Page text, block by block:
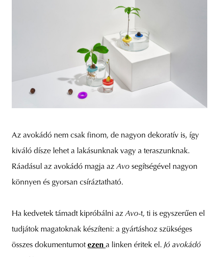
Az avokádó nem csak finom, de nagyon dekoratív is, így
kiváló dísze lehet a lakásunknak vagy a teraszunknak.
Ráadásul az avokádó magja azAvo segítségével nagyon
könnyen és gyorsan csíráztatható.
Ha kedvetek támadt kipróbálni azAvo-t, ti is egyszerűen el
tudjátok magatoknak készíteni: a gyártáshoz szükséges
összes dokumentumotezen a linken éritek el. Jó avokádó